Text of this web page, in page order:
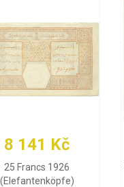
8 141 Kč
25 Francs 1926
(Elefantenköpfe)